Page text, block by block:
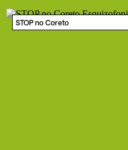
STOP no Coreto